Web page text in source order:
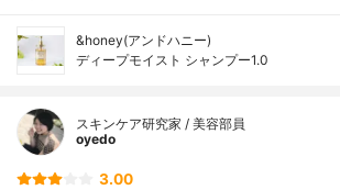
&honey(アンドハニー)
ディープモイスト シャンプー1.0
スキンケア研究家 / 美容部員
oyedo
3.00